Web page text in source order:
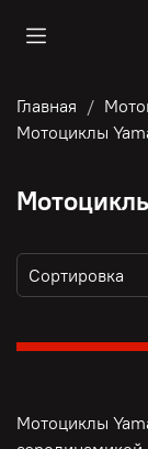
Главная
Мотоциклы
Мотоциклы